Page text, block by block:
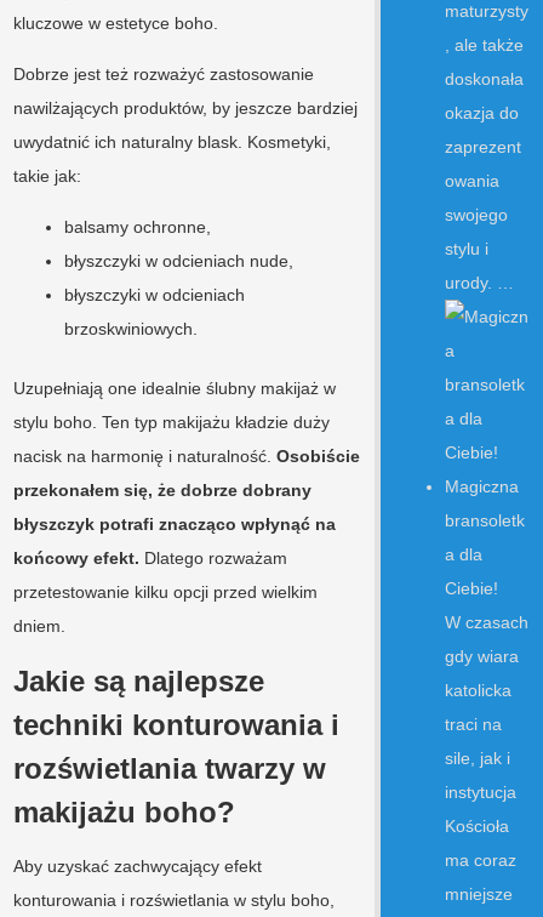
kluczowe w estetyce boho.
Dobrze jest też rozważyć zastosowanie
nawilżających produktów, by jeszcze bardziej
uwydatnić ich naturalny blask. Kosmetyki,
takie jak:
balsamy ochronne,
błyszczyki w odcieniach nude,
błyszczyki w odcieniach
brzoskwiniowych.
Uzupełniają one idealnie ślubny makijaż w
stylu boho. Ten typ makijażu kładzie duży
nacisk na harmonię i naturalność.Osobiście
przekonałem się, że dobrze dobrany
błyszczyk potrafi znacząco wpłynąć na
końcowy efekt. Dlatego rozważam
przetestowanie kilku opcji przed wielkim
dniem.
Jakie są najlepsze
techniki konturowania i
rozświetlania twarzy w
makijażu boho?
Aby uzyskać zachwycający efekt
konturowania i rozświetlania w stylu boho,
maturzysty
, ale także
doskonała
okazja do
zaprezent
owania
swojego
stylu i
urody. …
Magiczna
bransoletk
a dla
Ciebie!
W czasach
gdy wiara
katolicka
traci na
sile, jak i
instytucja
Kościoła
ma coraz
mniejsze